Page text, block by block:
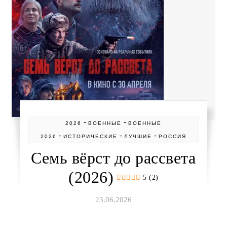
2026 - ВОЕННЫЕ - ВОЕННЫЕ
2026 - ИСТОРИЧЕСКИЕ - ЛУЧШИЕ - РОССИЯ
Семь вёрст до рассвета
(2026)
5 (2)
23.06.2026